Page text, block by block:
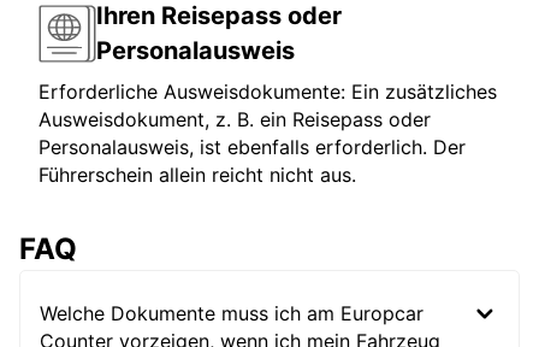
Ihren Reisepass oder
Personalausweis
Erforderliche Ausweisdokumente: Ein zusätzliches
Ausweisdokument, z. B. ein Reisepass oder
Personalausweis, ist ebenfalls erforderlich. Der
Führerschein allein reicht nicht aus.
FAQ
Welche Dokumente muss ich am Europcar
Counter vorzeigen, wenn ich mein Fahrzeug